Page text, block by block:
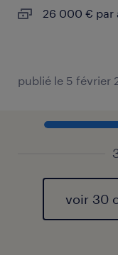
26 000 € par
publié le 5 février
voir 30